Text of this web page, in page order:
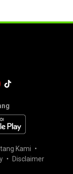
Kami
Disclaimer